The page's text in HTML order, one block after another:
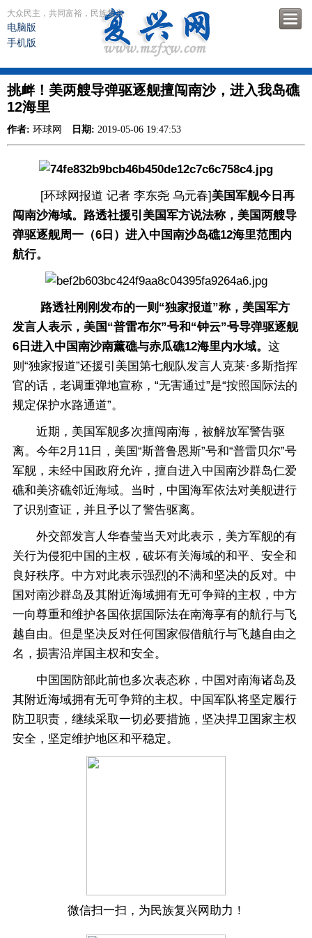
大众民主，共同富裕，民族复兴
电脑版
手机版
挑衅！美两艘导弹驱逐舰擅闯南沙，进入我岛礁
12海里
作者: 环球网 日期: 2019-05-06 19:47:53
[环球网报道 记者 李东尧 乌元春]美国军舰今日再
闯南沙海域。路透社援引美国军方说法称，美国两艘导
弹驱逐舰周一（6日）进入中国南沙岛礁12海里范围内
航行。
路透社刚刚发布的一则“独家报道”称，美国军方
发言人表示，美国“普雷布尔”号和“钟云”号导弹驱逐舰
6日进入中国南沙南薰礁与赤瓜礁12海里内水域。 这
则“独家报道”还援引美国第七舰队发言人克莱·多斯指挥
官的话，老调重弹地宣称，“无害通过”是“按照国际法的
规定保护水路通道”。
近期，美国军舰多次擅闯南海，被解放军警告驱
离。今年2月11日，美国“斯普鲁恩斯”号和“普雷贝尔”号
军舰，未经中国政府允许，擅自进入中国南沙群岛仁爱
礁和美济礁邻近海域。当时，中国海军依法对美舰进行
了识别查证，并且予以了警告驱离。
外交部发言人华春莹当天对此表示，美方军舰的有
关行为侵犯中国的主权，破坏有关海域的和平、安全和
良好秩序。中方对此表示强烈的不满和坚决的反对。中
国对南沙群岛及其附近海域拥有无可争辩的主权，中方
一向尊重和维护各国依据国际法在南海享有的航行与飞
越自由。但是坚决反对任何国家假借航行与飞越自由之
名，损害沿岸国主权和安全。
中国国防部此前也多次表态称，中国对南海诸岛及
其附近海域拥有无可争辩的主权。中国军队将坚定履行
防卫职责，继续采取一切必要措施，坚决捍卫国家主权
安全，坚定维护地区和平稳定。
微信扫一扫，为民族复兴网助力！